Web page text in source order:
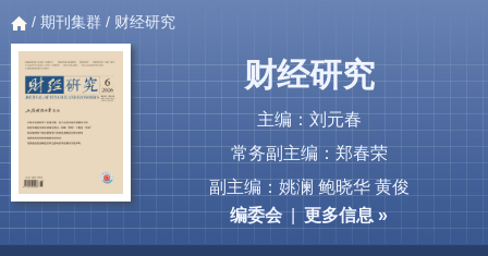
/ 期刊集群 / 财经研究
财经研究
主编：刘元春
常务副主编：郑春荣
副主编：姚澜 鲍晓华 黄俊
编委会|更多信息 »